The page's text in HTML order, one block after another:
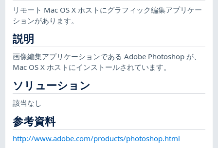
リモート Mac OS X ホストにグラフィック編集アプリケー
ションがあります。
説明
画像編集アプリケーションである Adobe Photoshop が、
Mac OS X ホストにインストールされています。
ソリューション
該当なし
参考資料
http://www.adobe.com/products/photoshop.html